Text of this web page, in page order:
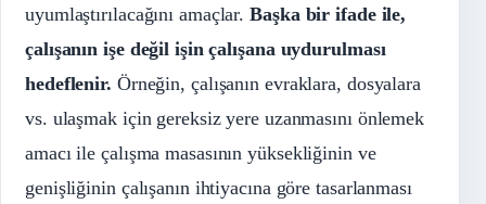
uyumlaştırılacağını amaçlar.Başka bir ifade ile,
çalışanın işe değil işin çalışana uydurulması
hedeflenir. Örneğin, çalışanın evraklara, dosyalara
vs. ulaşmak için gereksiz yere uzanmasını önlemek
amacı ile çalışma masasının yüksekliğinin ve
genişliğinin çalışanın ihtiyacına göre tasarlanması